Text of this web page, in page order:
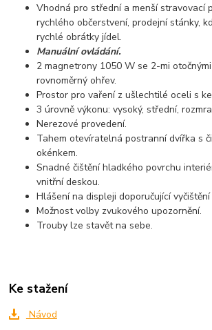
Vhodná pro střední a menší stravovací
rychlého občerstvení, prodejní stánky,
rychlé obrátky jídel.
Manuální ovládání.
2 magnetrony 1050 W se 2-mi
rovnoměrný ohřev.
Prostor pro vaření z ušlechtilé oceli s
3 úrovně výkonu: vysoký, střední,
Nerezové provedení.
Tahem otevíratelná postranní dvířka s
okénkem.
Snadné čištění hladkého povrchu
vnitřní deskou.
Hlášení na displeji doporučující
Možnost volby zvukového upozornění.
Trouby lze stavět na sebe.
Ke stažení
Návod